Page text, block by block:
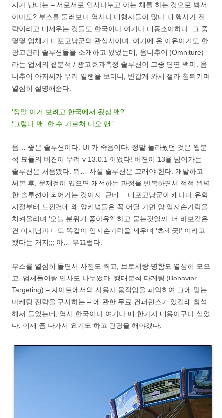
시가 난다는 – 서로서로 인사나누고 아는 체를 하는 것으로 봐서
아마도? 부스를 둘러보니 역시나 대행사들이 많다. 대행사가 전
략이라고 내세우는 것들도 한국이나 여기나 대동소이하다. 그 중
몇몇 업체가 대포고냥군의 관심사이며, 여기에 온 이유이기도 한
광고관리 솔루션들을 소개하고 있었는데, 옴니추어 (Omniture)
라는 업체의 웹분석 / 광고효과측정 솔루션이 그중 단연 백미. 옴
니추어 아저씨가 우리 일행을 보더니, 반갑게 와서 절라 침튀기며
열심히 설명해준다.
‘정말 이거 보려고 한국에서 왔삽 맨?’
‘그렇다 맨. 한 수 가르쳐 다오 맨.’
음… 좋은 솔루션이다. UI 가 죽음이다. 정말 놀라웠던 것은 웹분
석 묘듈의 버젼이 무려 v 13.0.1 이었다! 버젼이 13을 넘어가는
솔루션은 처음봤다. 뭐… 사실 솔루션은 그래야 한다. 개발하고
써본 후, 문제점이 있으면 개선하는 과정을 반복하면서 점점 완벽
한 솔루션이 되어가는 것이지. 근데… 대포고냥군이 캐나다 유학
시절부터 느낀건데 왜 양키넘들은 꼭 어딜 가면 양 엄지손가락을
치켜올리며 ‘오늘 분위기 좋아유?’ 하고 묻는것일까. 더 바보같은
건 이사님과 나도 똑같이 엄지손가락을 세우며 ‘쵸~! 굿!’ 이라고
했다는 거지;;; 아… 부끄럽다.
부스를 열심히 돌면서 사진도 찍고, 브로셔랑 명함도 열심히 모으
고, 업체들이랑 인사도 나누었다. 행태분석 타게팅 (Behavior
Targeting) – 사이트에서의 사용자 움직임을 파악하여 그에 맞는
마케팅 전략을 구사하는 – 에 관한 무료 컨퍼런스가 있길래 참석
해서 들었는데, 역시 한국이나 여기나 매 한가지 내용이구나 싶었
다. 이제 좀 나가서 요기도 하고 관광을 해야겠다.